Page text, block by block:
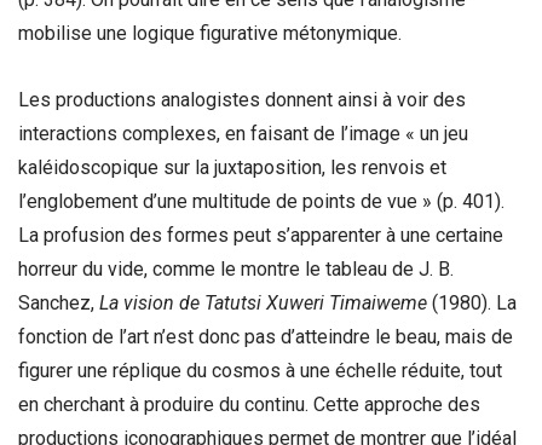
mobilise une logique figurative métonymique.
Les productions analogistes donnent ainsi à voir des
interactions complexes, en faisant de l’image « un jeu
kaléidoscopique sur la juxtaposition, les renvois et
l’englobement d’une multitude de points de vue » (p. 401).
La profusion des formes peut s’apparenter à une certaine
horreur du vide, comme le montre le tableau de J. B.
Sanchez, La vision de Tatutsi Xuweri Timaiweme (1980). La
fonction de l’art n’est donc pas d’atteindre le beau, mais de
figurer une réplique du cosmos à une échelle réduite, tout
en cherchant à produire du continu. Cette approche des
productions iconographiques permet de montrer que l’idéal